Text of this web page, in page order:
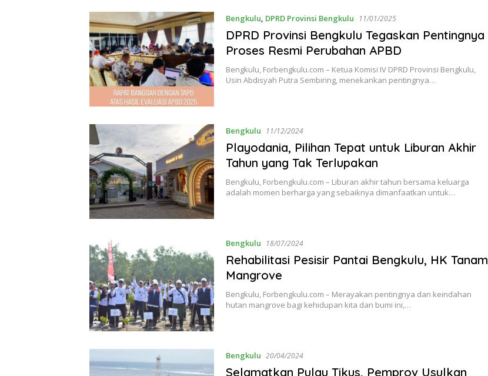
Bengkulu, DPRD Provinsi Bengkulu 11/01/2025
DPRD Provinsi Bengkulu Tegaskan Pentingnya
Proses Resmi Perubahan APBD
Bengkulu, Forbengkulu.com – Ketua Komisi IV DPRD Provinsi Bengkulu,
Usin Abdisyah Putra Sembiring, menekankan pentingnya…
Bengkulu 11/12/2024
Playodania, Pilihan Tepat untuk Liburan Akhir
Tahun yang Tak Terlupakan
Bengkulu, Forbengkulu.com – Liburan akhir tahun bersama keluarga
adalah momen berharga yang sebaiknya dimanfaatkan untuk…
Bengkulu 18/07/2024
Rehabilitasi Pesisir Pantai Bengkulu, HK Tanam
Mangrove
Bengkulu, Forbengkulu.com – Merayakan pentingnya dan keindahan
hutan mangrove bagi kehidupan kita dan bumi ini,…
Bengkulu 20/04/2024
Selamatkan Pulau Tikus, Pemprov Usulkan